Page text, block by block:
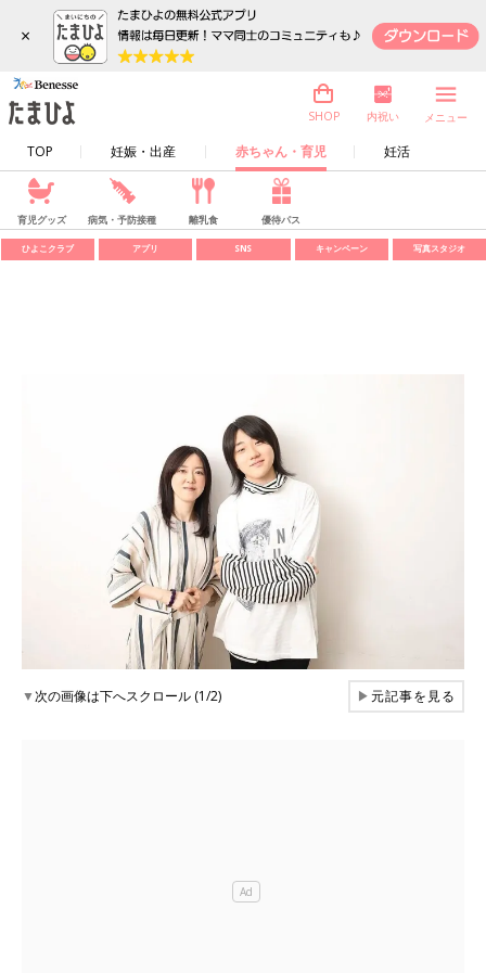
×
TOP 妊娠・出産 赤ちゃん・育児 妊活
SHOP 内祝い メニュー
育児グッズ 病気・予防接種 離乳食 優待パス
ひよこクラブ アプリ SNS キャンペーン 写真スタジオ
▼次の画像は下へスクロール (1/2) ▶元記事を見る